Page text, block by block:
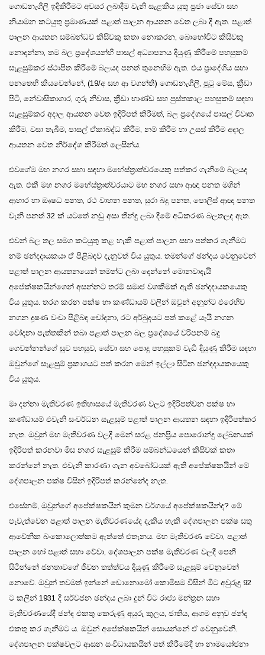
ගොඩනැගිලි ඉදිකිරීමට අවසර ලබාදීම වැනි සැළකිය යුතු ප්‍රජා සේවා සහ
නියාමන කටයුතු ප්‍රමාණයක් පළාත් පාලන ආයතන වෙත ලබා දී ඇත. පළාත්
පාලන ආයතන සම්බන්ධව කිසිවකු කතා නොකරන, බොහෝවිට කිසිවකු
නොදන්නා, තම බල ප්‍රදේශයන්හි පාසල් අධ්‍යාපනය දියුණු කිරීමේ පහසුකම්
සැළසුම්කර ස්ථාපිත කිරීමේ බලයද පනත් තුනෙහිම ඇත. එය ප්‍රාදේශීය සභා
පනතෙහි කියවෙන්නේ, (19/අ සහ ආ වගන්ති) ගොඩනැගිලි, පුටු මේස, ක්‍රීඩා
පිටි, නේවාසිකාගාර, ගුරු නිවාස, ක්‍රීඩා භාණ්ඩ සහ පුස්තකාල පහසුකම් සඳහා
සැළසුම්කර අදාල ආයතන වෙත ඉදිරිපත් කිරීමත්, බල ප්‍රදේශයේ පාසල් විවෘත
කිරීම, වසා තැබීම, පාසල් ඒකාබද්ධ කිරීම, නම් කිරීම හා උසස් කිරීම අදාල
ආයතන වෙත නිර්දේශ කිරීමත් ලෙසින්ය.
එවගේම මහ නගර සභා සඳහා මහේස්ත්‍රාත්වරයෙකු පත්කර ගැනීමේ බලයද
ඇත. එකී මහ නගර මහේස්ත්‍රාත්වරයාට මහ නගර සභා ආඥා පනත මගින්
ආහාර හා ඖෂධ පනත, රථ වාහන පනත, සුරා බදු පනත, පොලිස් ආඥා පනත
වැනි පනත් 32 ක් යටතේ නඩු අසා තීන්දු ලබා දීමේ අධිකරණ බලතලද ඇත.
එවන් බල තල සමග කටයුතු කළ හැකි පළාත් පාලන සභා පත්කර ගැනීමට
නම් ඡන්දදායකයා ඒ පිළිබඳව දැනුවත් විය යුතුය. තමන්ගේ ඡන්දය වෙනුවෙන්
පළාත් පාලන ආයතනයෙන් තමන්ට ලබා දෙන්නේ මොනවාදැයි
අපේක්ෂකයින්ගෙන් අසන්නට තරම් සමාජ වගකීමක් ඇති ඡන්දදායකයෙකු
විය යුතුය. තරග කරන පක්ෂ හා කණ්ඩායම් වලින් ඔවුන් අනුන්ට එරෙහිව
නගන දූෂණ වංචා පිළිබඳ චෝදනා, රට අර්බුදයට පත් කළේ යැයි නගන
චෝදනා පැත්තකින් තබා පළාත් පාලන බල ප්‍රදේශයේ වරිපනම් බදු
ගෙවන්නන්ගේ සුව පහසුව, සේවා සහ පොදු පහසුකම් වැඩි දියුණු කිරීම සඳහා
ඔවුන්ගේ සැළසුම් ප්‍රකාශයට පත් කරන මෙන් ඉල්ලා සිටින ඡන්දදායකයෙකු
විය යුතුය.
මා දන්නා මැතිවරණ ඉතිහාසයේ මැතිවරණ වලට ඉදිරිපත්වන පක්ෂ හා
කණ්ඩායම් එවැනි සංවර්ධන සැළසුම් පළාත් පාලන ආයතන සඳහා ඉදිරිපත්කර
නැත. ඔවුන් මහ මැතිවරණ වලදී මෙන් සරළ ජනප්‍රිය පොරොන්දු ලේඛනයක්
ඉදිරිපත් කරනවා මිස නගර සැළසුම් කිරීම සම්බන්ධයෙන් කිසිවක් කතා
කරන්නේ නැත. එවැනි කාරණා ගැන අවබෝධයක් ඇති අපේක්ෂකයින් මේ
දේශපාලන පක්ෂ විසින් ඉදිරිපත් කරන්නේද නැත.
එසේනම්, ඔවුන්ගේ අපේක්ෂකයින් කුමන වර්ගයේ අපේක්ෂකයින්ද? මේ
පැවැත්වෙන පළාත් පාලන මැතිවරණයේද දැකිය හැකි දේශපාලන පක්ෂ සතු
ආවේනික බංකොලොත්කම ඇත්තේ එතැනය. මහ මැතිවරණ වේවා, පළාත්
පාලන හෝ පළාත් සභා වේවා, දේශපාලන පක්ෂ මැතිවරණ වලදී පෙනී
සිටින්නේ ජනතාවගේ ජීවන තත්ත්වය දියුණු කිරීමේ සැළසුම් වෙනුවෙන්
නොවේ. ඔවුන් තවමත් ඉන්නේ ඩොනොමෝ කොමිසම විසින් මීට අවුරුදු 92
ට කලින් 1931 දී සර්වජන ඡන්දය ලබා දුන් විට රාජ්‍ය මන්ත්‍රන සභා
මැතිවරණයේදී ඡන්ද එකතු කෙරුණු අයුරු කුලය, ජාතිය, ආගම අනුව ඡන්ද
එකතු කර ගැනීමට ය. ඔවුන් අපේක්ෂකයින් සොයන්නේ ඒ වෙනුවෙනි.
දේශපාලන පක්ෂවලට ආසන සංවිධායකයින් පත් කිරීමේදී හා නාමයෝජනා